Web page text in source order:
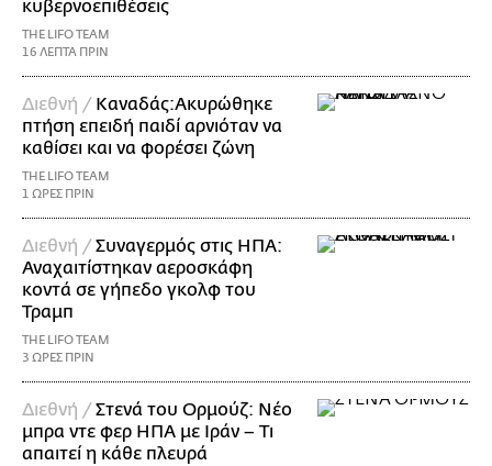
κυβερνοεπιθέσεις
THE LIFO TEAM
16 ΛΕΠΤΑ ΠΡΙΝ
Διεθνή / Καναδάς:Ακυρώθηκε
πτήση επειδή παιδί αρνιόταν να
καθίσει και να φορέσει ζώνη
THE LIFO TEAM
1 ΩΡΕΣ ΠΡΙΝ
Διεθνή /Συναγερμός στις ΗΠΑ:
Αναχαιτίστηκαν αεροσκάφη
κοντά σε γήπεδο γκολφ του
Τραμπ
THE LIFO TEAM
3 ΩΡΕΣ ΠΡΙΝ
Διεθνή /Στενά του Ορμούζ: Νέο
μπρα ντε φερ ΗΠΑ με Ιράν – Τι
απαιτεί η κάθε πλευρά